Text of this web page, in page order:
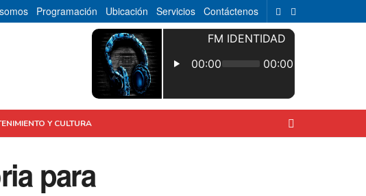
Programación Ubicación Servicios Contáctenos
Y CULTURA
para